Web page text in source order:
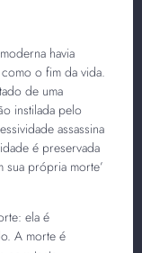
havia
o fim da vida.
de uma
instilada pelo
assassina
é preservada
sua própria morte’
ela é
A morte é